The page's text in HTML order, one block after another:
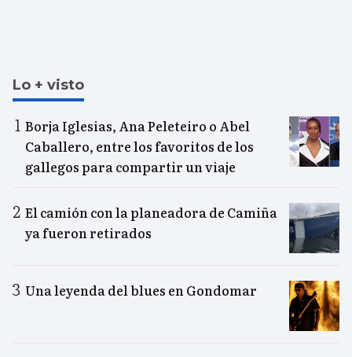
Lo + visto
Borja Iglesias, Ana Peleteiro o Abel
Caballero, entre los favoritos de los
gallegos para compartir un viaje
El camión con la planeadora de Camiña
ya fueron retirados
Una leyenda del blues en Gondomar